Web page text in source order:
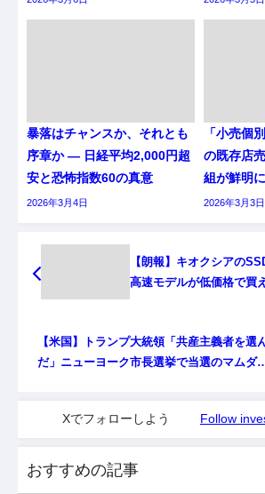
暴落はチャンスか、それとも
序章か ― 日経平均2,000円超
安と恐怖指数60の真意
2026年3月4日
「小売個
の既存店
組が鮮明に
2026年3月3日
【朗報】キオクシアの
高速モデルが低価格で買
【米国】トランプ大統領「共産主義者を選
だ」ニューヨーク市長選挙で当選のマムダ
Xでフォローしよう Follow
おすすめの記事